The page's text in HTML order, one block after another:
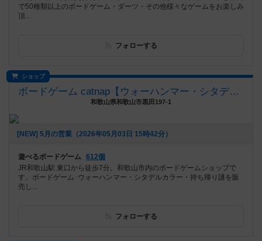
で50種類以上のボードゲーム・ダーツ・その他様々なゲームをお楽しみ
頂...
フォローする
ショップ
ボードゲーム catnap【ウォーハンマー・シタデルカラー取扱店】
和歌山県和歌山市黒田197-1
[NEW] 5月の営業（2026年05月03日 15時42分）
遊べるボードゲーム 612個
JR和歌山駅 東口から徒歩7分。和歌山市内のボードゲームショップで
す。ボードゲーム･ウォーハンマー・シタデルカラー・持ち帰り謎を販
売し...
フォローする